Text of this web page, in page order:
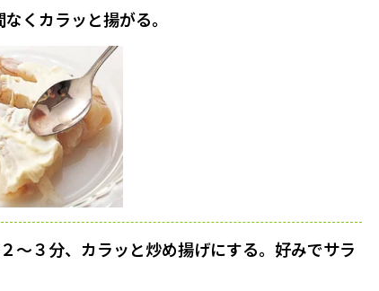
くカラッと揚がる。
〜３分、カラッと炒め揚げにする。好みでサラ